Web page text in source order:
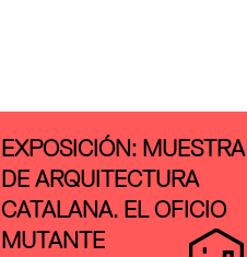
EXPOSICIÓN: MUESTRA
DE ARQUITECTURA
CATALANA. EL OFICIO
MUTANTE